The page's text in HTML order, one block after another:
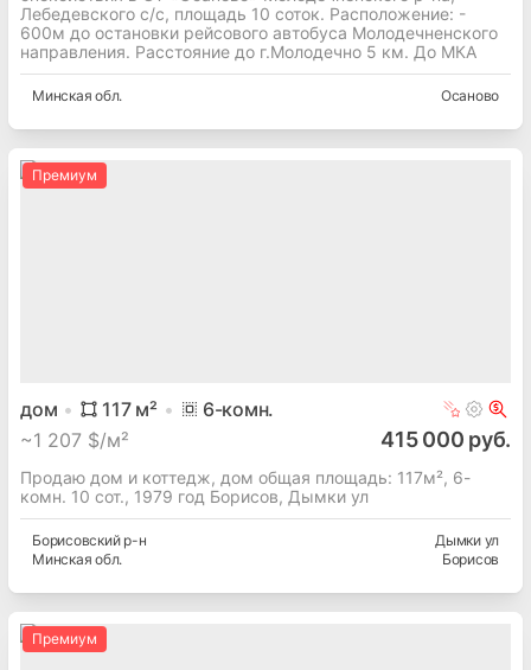
Лебедевского с/с, площадь 10 соток. Расположение: -
600м до остановки рейсового автобуса Молодечненского
направления. Расстояние до г.Молодечно 5 км. До МКА
Минская обл. Осаново
Премиум
дом 117м² 6-комн.
~1 207 $/м² 415 000 руб.
Продаю дом и коттедж, дом общая площадь: 117м², 6-
комн. 10 сот., 1979 год Борисов, Дымки ул
Борисовскийр-н
Минская обл.
Дымки ул
Борисов
Премиум